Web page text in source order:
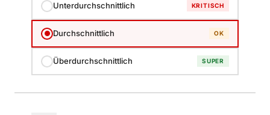
Unterdurchschnittlich KRITISCH
Durchschnittlich OK
Überdurchschnittlich SUPER